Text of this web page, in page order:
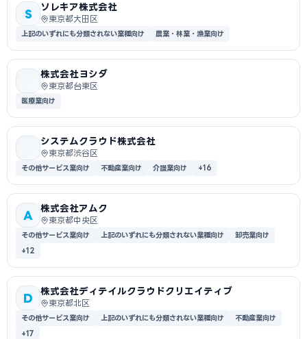
S
ソレキア株式会社
東京都大田区
上記のいずれにも分類されない業種向け 農業・林業・漁業向け
株式会社ヨシダ
東京都台東区
医療業向け
システムクラウド株式会社
東京都渋谷区
その他サービス業向け 不動産業向け 介護業向け +16
A
株式会社アムク
東京都中央区
その他サービス業向け 上記のいずれにも分類されない業種向け
卸売業向け
+12
D
株式会社ディテイルクラウドクリエイティブ
東京都北区
その他サービス業向け 上記のいずれにも分類されない業種向け
不動産業向け
+17